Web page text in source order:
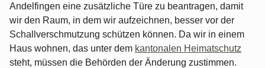
Andelfingen eine zusätzliche Türe zu beantragen, damit
wir den Raum, in dem wir aufzeichnen, besser vor der
Schallverschmutzung schützen können. Da wir in einem
Haus wohnen, das unter dem kantonalen Heimatschutz
steht, müssen die Behörden der Änderung zustimmen.